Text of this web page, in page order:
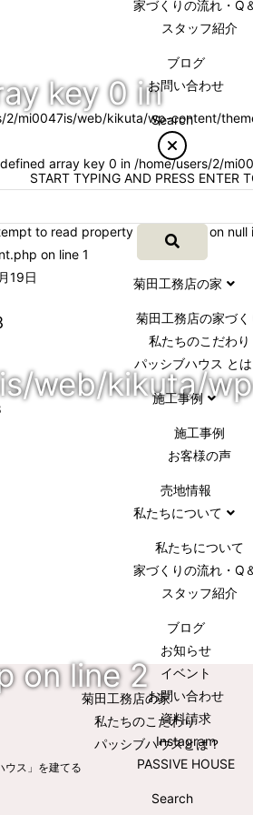
家づくりの流れ・Q
スタッフ紹介
ブログ
お問い合わせ
Search
START TYPING AND PRESS ENTER
菊田工務店の家
菊田工務店の家づく
私たちのこだわり
パッシブハウス とは
施工事例
施⼯事例
お客様の声
売地情報
私たちについて
私たちについて
家づくりの流れ・Q
スタッフ紹介
ブログ
お知らせ
イベント
お問い合わせ
資料請求
Instagram
PASSIVE HOUSE
Search
key 0 in
web/kikuta/
on line2
2/mi0047is/web/kikuta/wp-content/
array key 0 in /home/users/2/
to read property "cat_name" on null
on line 1
19日
ウス」を建てる
菊田工務店の家
私たちのこだわり
パッシブハウスとは？